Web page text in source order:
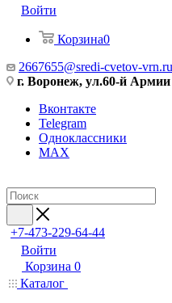
Войти
Корзина0
2667655@sredi-cvetov-vrn.ru
г. Воронеж, ул.60-й Армии
Вконтакте
Telegram
Одноклассники
MAX
+7-473-229-64-44
Войти
Корзина 0
Каталог